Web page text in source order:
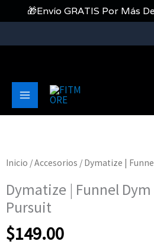
Contenido
Main
Inicio /Accesorios / Dymatize |
Dymatize | Funnel Dym
Pursuit
$149.00
🎁Envío GRATIS Por Más De